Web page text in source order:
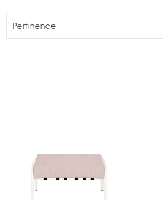
Pertinence